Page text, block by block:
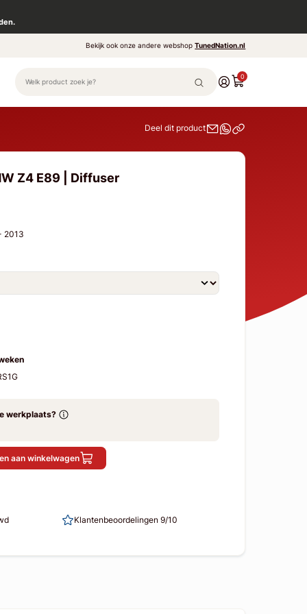
Bekijk ook onze andere webshopTunedNation.nl
0
Deel dit product
Z4 E89 | Diffuser
2013
werkplaats?
aan winkelwagen
Klantenbeoordelingen 9/10